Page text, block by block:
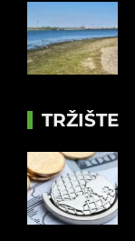
TRŽIŠTE